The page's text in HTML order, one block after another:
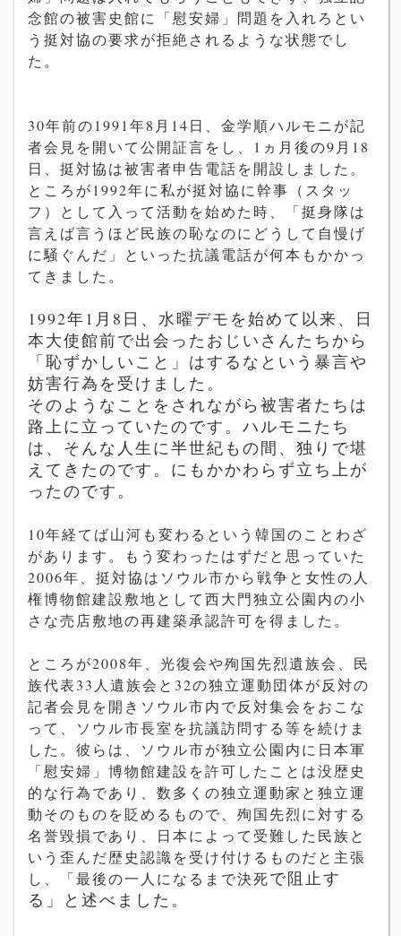
念館の被害史館に「慰安婦」問題を入れろとい
う挺対協の要求が拒絶されるような状態でし
た。
30年前の1991年8月14日、金学順ハルモニが記
者会見を開いて公開証言をし、1ヵ月後の9月18
日、挺対協は被害者申告電話を開設しました。
ところが1992年に私が挺対協に幹事（スタッ
フ）として入って活動を始めた時、「挺身隊は
言えば言うほど民族の恥なのにどうして自慢げ
に騒ぐんだ」といった抗議電話が何本もかかっ
てきました。
1992年1月8日、水曜デモを始めて以来、日
本大使館前で出会ったおじいさんたちから
「恥ずかしいこと」はするなという暴言や
妨害行為を受けました。
そのようなことをされながら被害者たちは
路上に立っていたのです。ハルモニたち
は、そんな人生に半世紀もの間、独りで堪
えてきたのです。にもかかわらず立ち上が
ったのです。
10年経てば山河も変わるという韓国のことわざ
があります。もう変わったはずだと思っていた
2006年、挺対協はソウル市から戦争と女性の人
権博物館建設敷地として西大門独立公園内の小
さな売店敷地の再建築承認許可を得ました。
ところが2008年、光復会や殉国先烈遺族会、民
族代表33人遺族会と32の独立運動団体が反対の
記者会見を開きソウル市内で反対集会をおこな
って、ソウル市長室を抗議訪問する等を続けま
した。彼らは、ソウル市が独立公園内に日本軍
「慰安婦」博物館建設を許可したことは没歴史
的な行為であり、数多くの独立運動家と独立運
動そのものを貶めるもので、殉国先烈に対する
名誉毀損であり、日本によって受難した民族と
いう歪んだ歴史認識を受け付けるものだと主張
し、「最後の一人になるまで決死で阻止す
る」と述べました。